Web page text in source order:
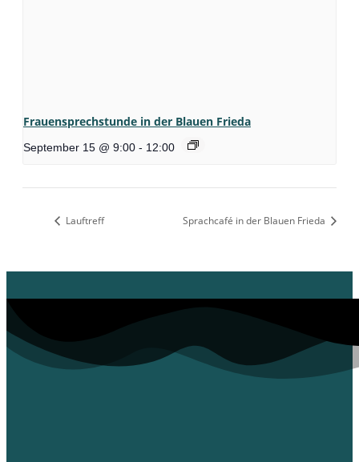
Frauensprechstunde in der Blauen Frieda
September 15 @ 9:00 - 12:00
Lauftreff Sprachcafé in der Blauen Frieda